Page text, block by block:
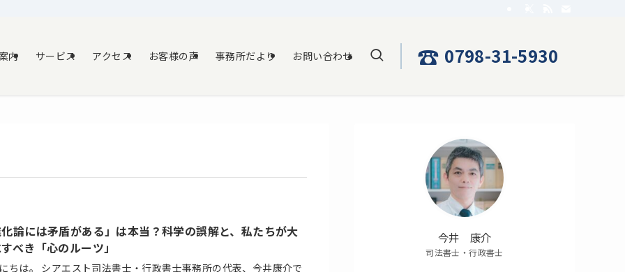
内 サービス アクセス お客様の声 事務所だより お問い合わせ ☎ 0798-31-5930
論には矛盾がある」は本当？科学の誤解と、私たちが大
べき「心のルーツ」
ちは。 シアエスト司法書士・行政書士事務所の代表、今井康介で
今井 康介
司法書士・行政書士